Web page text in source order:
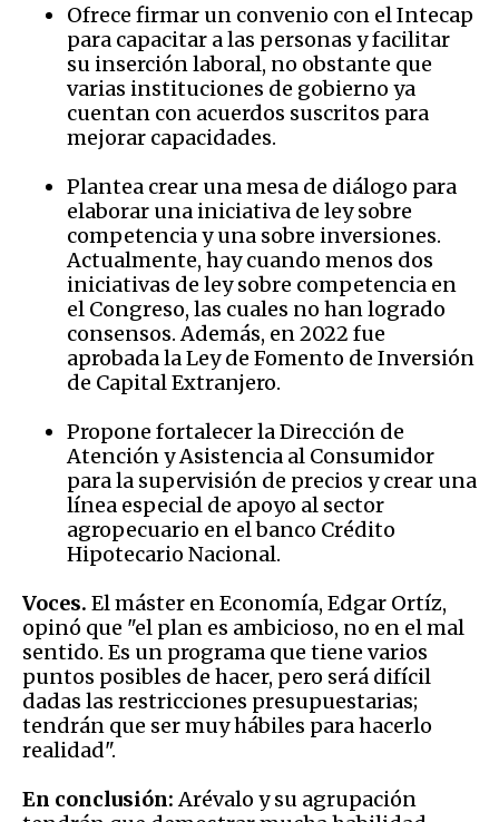
Ofrece firmar un convenio con el Intecap
para capacitar a las personas y facilitar
su inserción laboral, no obstante que
varias instituciones de gobierno ya
cuentan con acuerdos suscritos para
mejorar capacidades.
Plantea crear una mesa de diálogo para
elaborar una iniciativa de ley sobre
competencia y una sobre inversiones.
Actualmente, hay cuando menos dos
iniciativas de ley sobre competencia en
el Congreso, las cuales no han logrado
consensos. Además, en 2022 fue
aprobada la Ley de Fomento de Inversión
de Capital Extranjero.
Propone fortalecer la Dirección de
Atención y Asistencia al Consumidor
para la supervisión de precios y crear una
línea especial de apoyo al sector
agropecuario en el banco Crédito
Hipotecario Nacional.
Voces. El máster en Economía, Edgar Ortíz,
opinó que "el plan es ambicioso, no en el mal
sentido. Es un programa que tiene varios
puntos posibles de hacer, pero será difícil
dadas las restricciones presupuestarias;
tendrán que ser muy hábiles para hacerlo
realidad".
En conclusión:Arévalo y su agrupación